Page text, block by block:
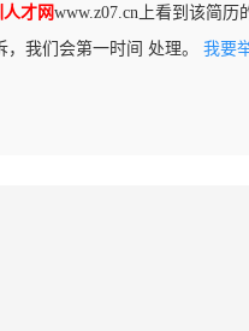
才网www.z07.cn上看到该简历
我们会第一时间 处理。 我要